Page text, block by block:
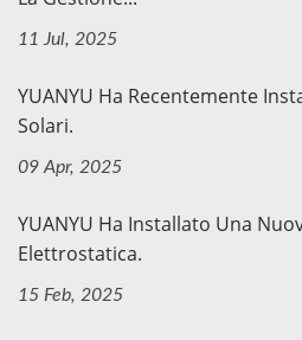
11 Jul, 2025
YUANYU Ha Recentemente
Solari.
09 Apr, 2025
YUANYU Ha Installato Una
Elettrostatica.
15 Feb, 2025